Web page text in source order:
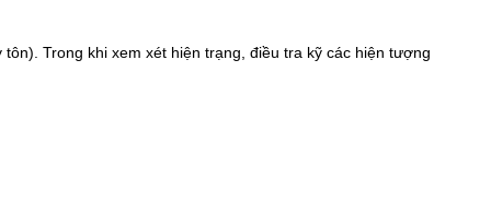
Trong khi xem xét hiện trạng, điều tra kỹ các hiện tượng